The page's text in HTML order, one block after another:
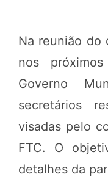
Na reunião do
nos
Governo
secretários
visadas pelo
FTC. O
detalhes da